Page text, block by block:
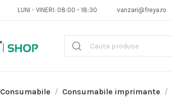
LUNI - VINERI: 08:00 - 18:30 vanzari@freya.ro
Consumabile Consumabile imprimante